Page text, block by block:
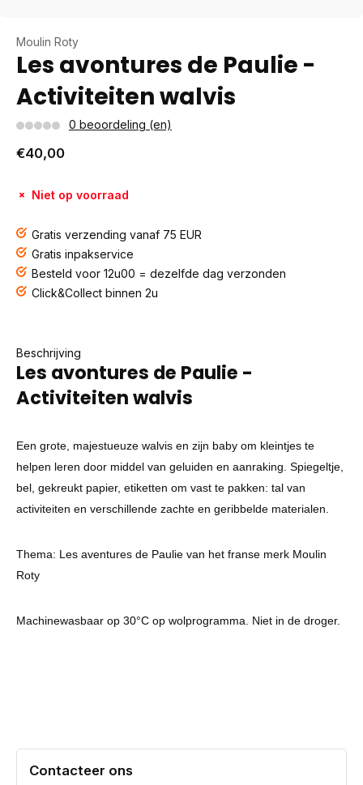
Moulin Roty
Les avontures de Paulie -
Activiteiten walvis
0 beoordeling (en)
€40,00
Niet op voorraad
Gratis verzending vanaf 75 EUR
Gratis inpakservice
Besteld voor 12u00 = dezelfde dag verzonden
Click&Collect binnen 2u
Beschrijving
Les avontures de Paulie -
Activiteiten walvis
Een grote, majestueuze walvis en zijn baby om kleintjes te
helpen leren door middel van geluiden en aanraking. Spiegeltje,
bel, gekreukt papier, etiketten om vast te pakken: tal van
activiteiten en verschillende zachte en geribbelde materialen.
Thema: Les aventures de Paulie van het franse merk Moulin
Roty
Machinewasbaar op 30°C op wolprogramma. Niet in de droger.
Contacteer ons